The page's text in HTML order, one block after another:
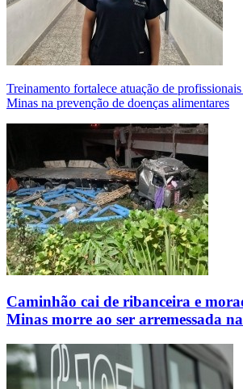
Treinamento fortalece atuação de
Minas na prevenção de doenças alimentares
Caminhão cai de ribanceira e
Minas morre ao ser arremessada